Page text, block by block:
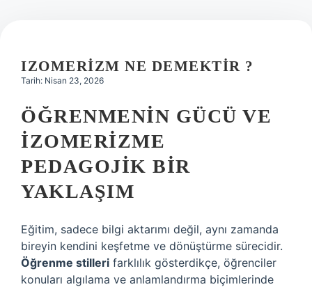
Hakkımızda
IZOMERIZM NE DEMEKTIR ?
Tarih: Nisan 23, 2026
ÖĞRENMENIN GÜCÜ VE
İZOMERIZME
PEDAGOJIK BIR
YAKLAŞIM
Eğitim, sadece bilgi aktarımı değil, aynı zamanda
bireyin kendini keşfetme ve dönüştürme sürecidir.
Öğrenme stilleri farklılık gösterdikçe, öğrenciler
konuları algılama ve anlamlandırma biçimlerinde